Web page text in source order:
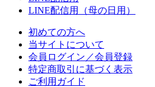
LINE配信用（母の日用）
初めての方へ
当サイトについて
会員ログイン／会員登録
特定商取引に基づく表示
ご利用ガイド